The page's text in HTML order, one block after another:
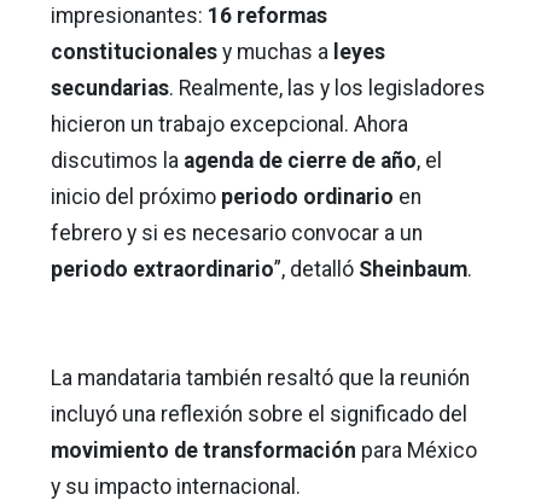
impresionantes: 16 reformas
constitucionales y muchas a leyes
secundarias. Realmente, las y los legisladores
hicieron un trabajo excepcional. Ahora
discutimos la agenda de cierre de año, el
inicio del próximo periodo ordinario en
febrero y si es necesario convocar a un
periodo extraordinario”, detalló Sheinbaum.
La mandataria también resaltó que la reunión
incluyó una reflexión sobre el significado del
movimiento de transformación para México
y su impacto internacional.